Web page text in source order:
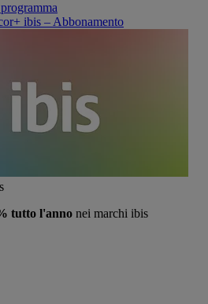
ibis – Abbonamento
tutto l'anno nei marchi ibis